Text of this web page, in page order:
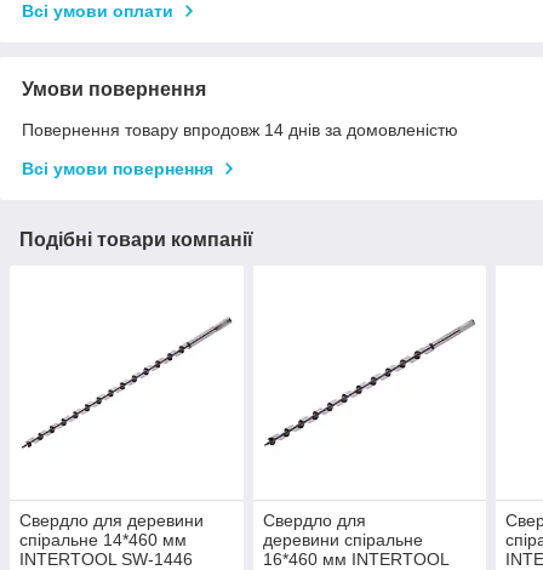
Всі умови оплати
Умови повернення
Повернення товару впродовж 14 днів за домовленістю
Всі умови повернення
Подібні товари компанії
Свердло для деревини
спіральне 14*460 мм
INTERTOOL SW-1446
Свердло для
деревини спіральне
16*460 мм INTERTOOL